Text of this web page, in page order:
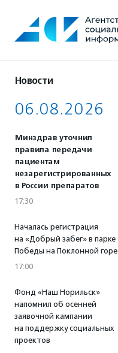
содержанию
Новости
06.08.2026
Минздрав уточнил
правила передачи
пациентам
незарегистрированных
в России препаратов
17:30
Началась регистрация
на «Добрый забег» в парке
Победы на Поклонной горе
17:00
Фонд «Наш Норильск»
напомнил об осенней
заявочной кампании
на поддержку социальных
проектов